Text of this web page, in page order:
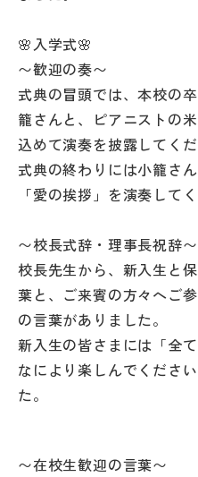
個人情報保護方針
サイトマップ
運営会社
🌸入学式🌸
〜歓迎の奏〜
式典の冒頭では、本校の
籠さんと、ピアニストの
込めて演奏を披露してくだ
式典の終わりには小籠さ
「愛の挨拶」を演奏して
〜校長式辞・理事長祝辞〜
校長先生から、新入生と
葉と、ご来賓の方々へご
の言葉がありました。
新入生の皆さまには「全
なにより楽しんでくださ
た。
〜在校生歓迎の言葉〜